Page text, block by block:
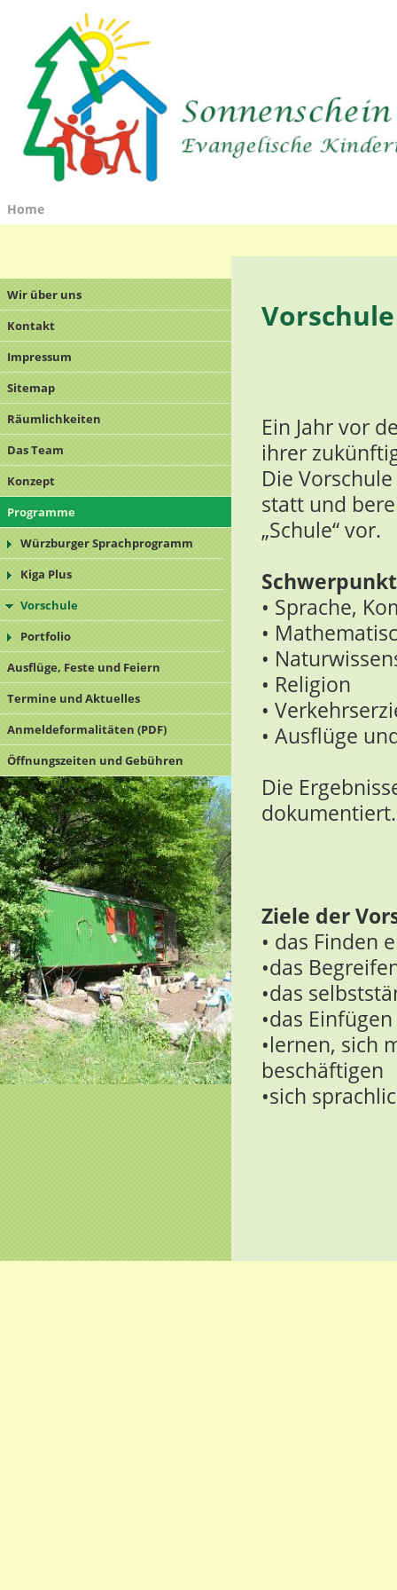
Home
Wir über uns
Kontakt
Impressum
Sitemap
Räumlichkeiten
Das Team
Konzept
Programme
Würzburger Sprachprogramm
Kiga Plus
Vorschule
Portfolio
Ausflüge, Feste und Feiern
Termine und Aktuelles
Anmeldeformalitäten (PDF)
Öffnungszeiten und Gebühren
Vorschule
Ein Jahr vor
ihrer
Die
statt und
„Schule“ vor.
• Sprache,
•
•
• Religion
•
• Ausflüge
Die
dokumentiert.
Ziele der
• das Finden
•das
•das
•das
•lernen, sich
beschäftigen
•sich